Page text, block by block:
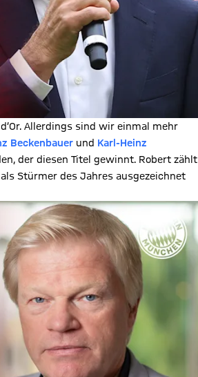
Allerdings sind wir einmal mehr
Beckenbauer und Karl-Heinz
der diesen Titel gewinnt. Robert zählt
Stürmer des Jahres ausgezeichnet